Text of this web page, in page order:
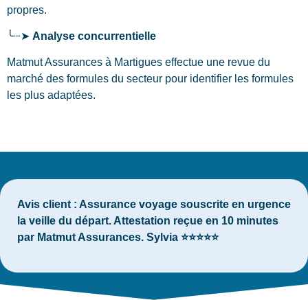
propres.
╰┈➤ Analyse concurrentielle
Matmut Assurances à Martigues effectue une revue du
marché des formules du secteur pour identifier les formules
les plus adaptées.
Avis client : Assurance voyage souscrite en urgence
la veille du départ. Attestation reçue en 10 minutes
par Matmut Assurances. Sylvia ⭐⭐⭐⭐⭐